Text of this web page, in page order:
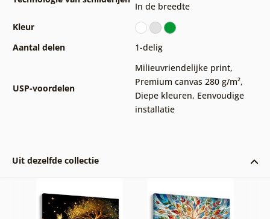
In de breedte
Kleur
Aantal delen
1-delig
USP-voordelen
Milieuvriendelijke print,
Premium canvas 280 g/m²,
Diepe kleuren, Eenvoudige
installatie
Uit dezelfde collectie